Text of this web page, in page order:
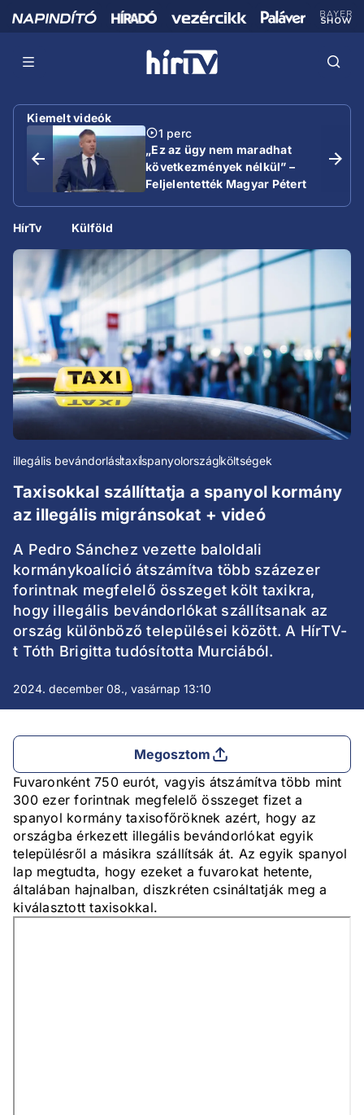
Kiemelt videók
1 perc
„Ez az ügy nem maradhat
következmények nélkül” –
Feljelentették Magyar Pétert
HírTv Külföld
illegális bevándorlástaxispanyolországköltségek
Taxisokkal szállíttatja a spanyol kormány
az illegális migránsokat + videó
A Pedro Sánchez vezette baloldali
kormánykoalíció átszámítva több százezer
forintnak megfelelő összeget költ taxikra,
hogy illegális bevándorlókat szállítsanak az
ország különböző települései között. A HírTV-
t Tóth Brigitta tudósította Murciából.
2024. december 08., vasárnap 13:10
Megosztom
Fuvaronként 750 eurót, vagyis átszámítva több mint
300 ezer forintnak megfelelő összeget fizet a
spanyol kormány taxisofőröknek azért, hogy az
országba érkezett illegális bevándorlókat egyik
településről a másikra szállítsák át. Az egyik spanyol
lap megtudta, hogy ezeket a fuvarokat hetente,
általában hajnalban, diszkréten csináltatják meg a
kiválasztott taxisokkal.